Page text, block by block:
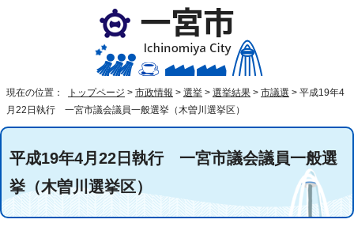
現在の位置： トップページ > 市政情報 > 選挙 > 選挙結果 > 市議選 > 平成19年4
月22日執行 一宮市議会議員一般選挙（木曽川選挙区）
平成19年4月22日執行 一宮市議会議員一般選
挙（木曽川選挙区）